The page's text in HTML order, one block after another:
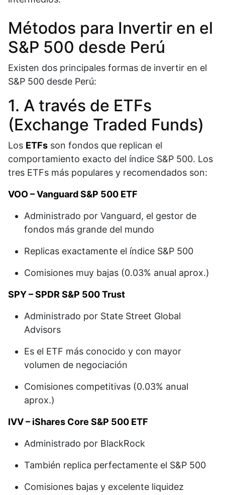
Métodos para Invertir en el
S&P 500 desde Perú
Existen dos principales formas de invertir en el
S&P 500 desde Perú:
1. A través de ETFs
(Exchange Traded Funds)
Los ETFs son fondos que replican el
comportamiento exacto del índice S&P 500. Los
tres ETFs más populares y recomendados son:​
VOO – Vanguard S&P 500 ETF
Administrado por Vanguard, el gestor de
fondos más grande del mundo
Replicas exactamente el índice S&P 500
Comisiones muy bajas (0.03% anual aprox.)
SPY – SPDR S&P 500 Trust
Administrado por State Street Global
Advisors
Es el ETF más conocido y con mayor
volumen de negociación
Comisiones competitivas (0.03% anual
aprox.)
IVV – iShares Core S&P 500 ETF
Administrado por BlackRock
También replica perfectamente el S&P 500
Comisiones bajas y excelente liquidez